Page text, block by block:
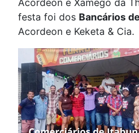
festa foi dos Bancários
Acordeon e Keketa & Cia.